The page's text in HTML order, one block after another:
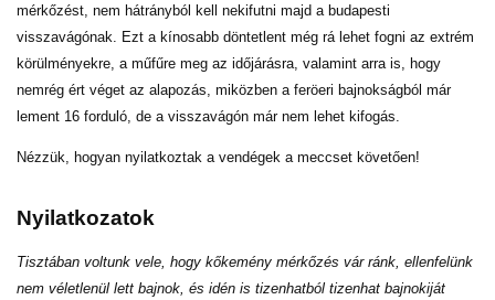
mérkőzést, nem hátrányból kell nekifutni majd a budapesti
visszavágónak. Ezt a kínosabb döntetlent még rá lehet fogni az extrém
körülményekre, a műfűre meg az időjárásra, valamint arra is, hogy
nemrég ért véget az alapozás, miközben a feröeri bajnokságból már
lement 16 forduló, de a visszavágón már nem lehet kifogás.
Nézzük, hogyan nyilatkoztak a vendégek a meccset követően!
Nyilatkozatok
Tisztában voltunk vele, hogy kőkemény mérkőzés vár ránk, ellenfelünk
nem véletlenül lett bajnok, és idén is tizenhatból tizenhat bajnokiját